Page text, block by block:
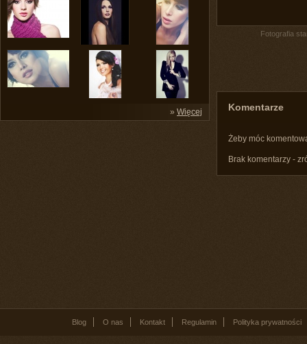
» Więcej
Fotografia
Komentarze
Żeby móc
Brak komentarzy -
Blog O nas Kontakt Regulamin Polityka prywatności